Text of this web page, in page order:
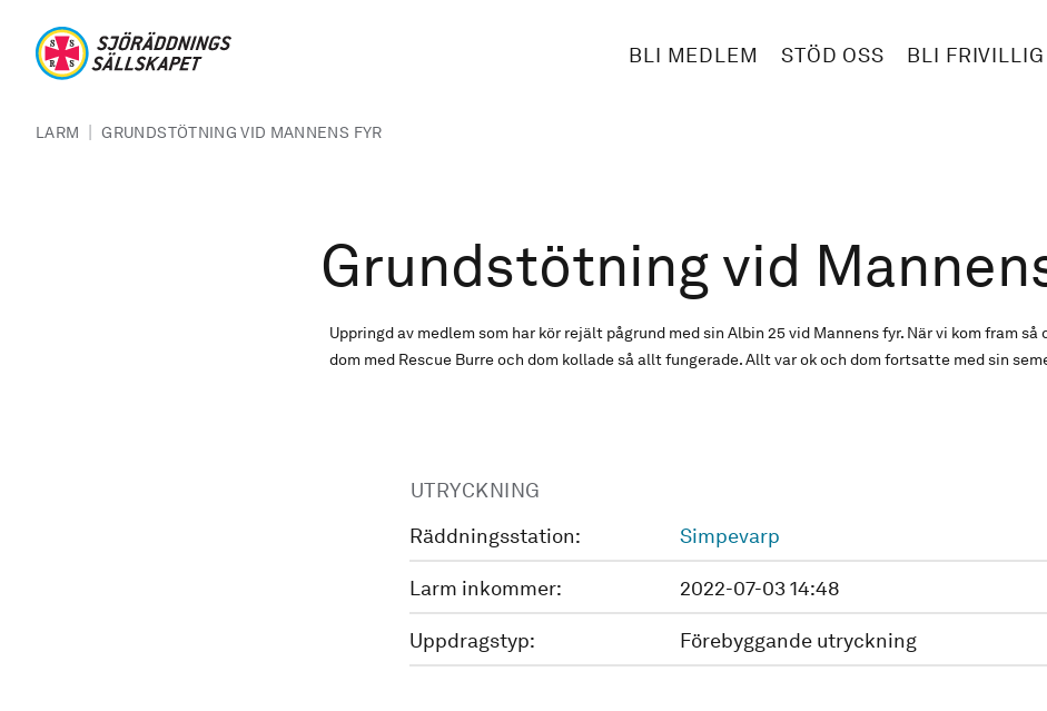
BLI MEDLEM STÖD OSS BLI FRIVILLIG
LARM | GRUNDSTÖTNING VID MANNENS FYR
Grundstötning vid
Uppringd av medlem som har kör rejält pågrund med sin Albin 25 vid Mannens fyr. När vi kom fram så
dom med Rescue Burre och dom kollade så allt fungerade. Allt var ok och dom fortsatte med sin
UTRYCKNING
Räddningsstation:
Simpevarp
Larm inkommer: 2022-07-03 14:48
Uppdragstyp: Förebyggande utryckning